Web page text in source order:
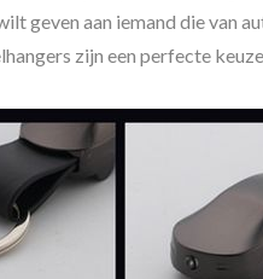
geven aan iemand die van
zijn een perfecte